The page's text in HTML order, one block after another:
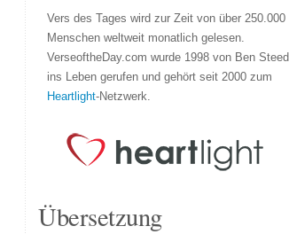
Vers des Tages wird zur Zeit von über 250.000
Menschen weltweit monatlich gelesen.
VerseoftheDay.com wurde 1998 von Ben Steed
ins Leben gerufen und gehört seit 2000 zum
Heartlight-Netzwerk.
Übersetzung